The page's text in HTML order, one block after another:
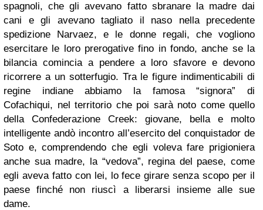
spagnoli, che gli avevano fatto sbranare la madre dai
cani e gli avevano tagliato il naso nella precedente
spedizione Narvaez, e le donne regali, che vogliono
esercitare le loro prerogative fino in fondo, anche se la
bilancia comincia a pendere a loro sfavore e devono
ricorrere a un sotterfugio. Tra le figure indimenticabili di
regine indiane abbiamo la famosa “signora” di
Cofachiqui, nel territorio che poi sarà noto come quello
della Confederazione Creek: giovane, bella e molto
intelligente andò incontro all’esercito del conquistador de
Soto e, comprendendo che egli voleva fare prigioniera
anche sua madre, la “vedova”, regina del paese, come
egli aveva fatto con lei, lo fece girare senza scopo per il
paese finché non riuscì a liberarsi insieme alle sue
dame.